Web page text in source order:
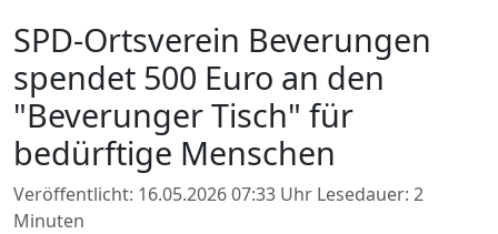
SPD-Ortsverein Beverungen
spendet 500 Euro an den
"Beverunger Tisch" für
bedürftige Menschen
Veröffentlicht: 16.05.2026 07:33 Uhr Lesedauer: 2
Minuten